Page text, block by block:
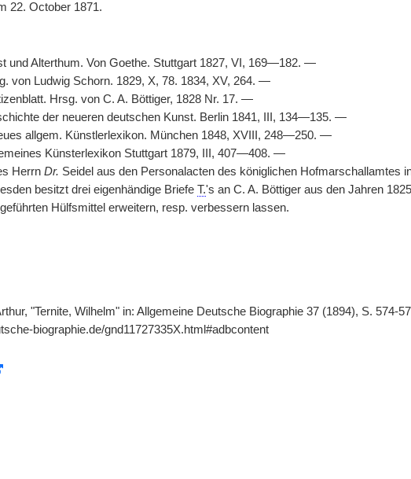
22. October 1871.
und Alterthum. Von Goethe. Stuttgart 1827, VI, 169—182. —
von Ludwig Schorn. 1829, X, 78. 1834, XV, 264. —
Hrsg. von C. A. Böttiger, 1828 Nr. 17. —
der neueren deutschen Kunst. Berlin 1841, III, 134—135. —
allgem. Künstlerlexikon. München 1848, XVIII, 248—250. —
Künsterlexikon Stuttgart 1879, III, 407—408. —
Herrn Dr. Seidel aus den Personalacten des königlichen Hofmarschallamtes
besitzt drei eigenhändige Briefe T.'s an C. A. Böttiger aus den Jahren
Hülfsmittel erweitern, resp. verbessern lassen.
"Ternite, Wilhelm" in: Allgemeine Deutsche Biographie 37 (1894), S. 574-
biographie.de/gnd11727335X.html#adbcontent